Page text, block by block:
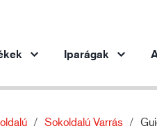
Iparágak
Sokoldalú Varrás